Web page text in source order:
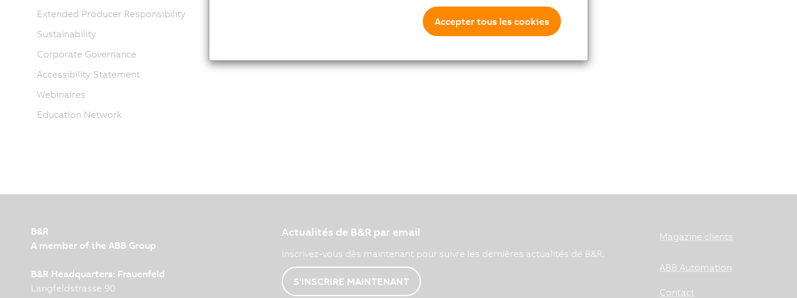
Extended Producer Responsibility
Sustainability
Corporate Governance
Accessibility Statement
Webinaires
Education Network
B&R
A member of the ABB Group
B&R Headquarters: Frauenfeld
Langfeldstrasse 90
Actualités de B&R par email
Inscrivez-vous dès maintenant pour suivre les dernières actualités de B&R.
S'INSCRIRE MAINTENANT
Magazine clients
ABB Automation
Contact
Accepter tous les cookies